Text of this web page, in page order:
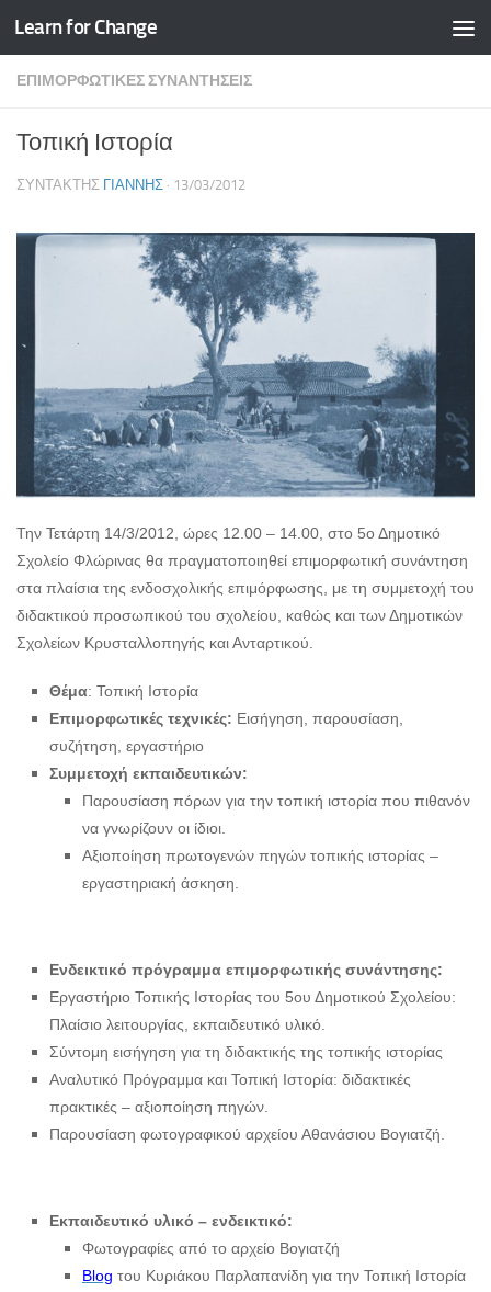
Skip to content
Learn for Change
ΕΠΙΜΟΡΦΩΤΙΚΈΣ ΣΥΝΑΝΤΉΣΕΙΣ
Τοπική Ιστορία
ΣΥΝΤΆΚΤΗΣ ΓΙΆΝΝΗΣ · 13/03/2012
Την Τετάρτη 14/3/2012, ώρες 12.00 – 14.00, στο 5ο Δημοτικό
Σχολείο Φλώρινας θα πραγματοποιηθεί επιμορφωτική συνάντηση
στα πλαίσια της ενδοσχολικής επιμόρφωσης, με τη συμμετοχή του
διδακτικού προσωπικού του σχολείου, καθώς και των Δημοτικών
Σχολείων Κρυσταλλοπηγής και Ανταρτικού.
Θέμα: Τοπική Ιστορία
Επιμορφωτικές τεχνικές: Εισήγηση, παρουσίαση,
συζήτηση, εργαστήριο
Συμμετοχή εκπαιδευτικών:
Παρουσίαση πόρων για την τοπική ιστορία που πιθανόν
να γνωρίζουν οι ίδιοι.
Αξιοποίηση πρωτογενών πηγών τοπικής ιστορίας –
εργαστηριακή άσκηση.
Ενδεικτικό πρόγραμμα επιμορφωτικής συνάντησης:
Εργαστήριο Τοπικής Ιστορίας του 5ου Δημοτικού Σχολείου:
Πλαίσιο λειτουργίας, εκπαιδευτικό υλικό.
Σύντομη εισήγηση για τη διδακτικής της τοπικής ιστορίας
Αναλυτικό Πρόγραμμα και Τοπική Ιστορία: διδακτικές
πρακτικές – αξιοποίηση πηγών.
Παρουσίαση φωτογραφικού αρχείου Αθανάσιου Βογιατζή.
Εκπαιδευτικό υλικό – ενδεικτικό:
Φωτογραφίες από το αρχείο Βογιατζή
Blog του Κυριάκου Παρλαπανίδη για την Τοπική Ιστορία